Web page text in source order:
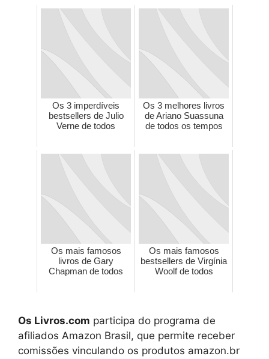
Os 3 imperdíveis
bestsellers de Julio
Verne de todos
Os 3 melhores livros
de Ariano Suassuna
de todos os tempos
Os mais famosos
livros de Gary
Chapman de todos
Os mais famosos
bestsellers de Virgínia
Woolf de todos
Os Livros.com participa do programa de
afiliados Amazon Brasil, que permite receber
comissões vinculando os produtos amazon.br